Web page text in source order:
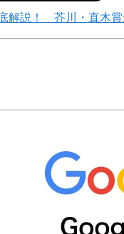
解説！ 芥川・直木賞